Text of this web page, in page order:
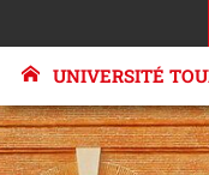
UNIVERSITÉ